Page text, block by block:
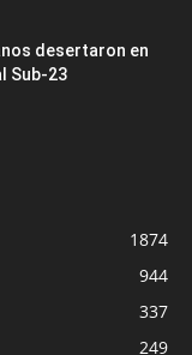
desertaron en
Sub-23
1874
944
337
249